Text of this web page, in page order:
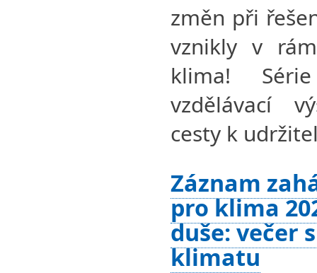
změn při
vznikly v
klima!
vzdělávací
cesty k
Záznam
pro klima
duše: večer
klimatu